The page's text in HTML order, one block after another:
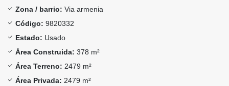
Zona / barrio: Via armenia
Código: 9820332
Estado: Usado
Área Construida: 378 m²
Área Terreno: 2479 m²
Área Privada: 2479 m²